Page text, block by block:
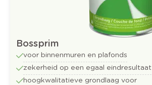
Bossprim
voor binnenmuren en plafonds
zekerheid op een egaal eindresultaat
hoogkwalitatieve grondlaag voor